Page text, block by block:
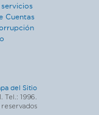
servicios
Cuentas
del Sitio
Tel.: 1996.
reservados